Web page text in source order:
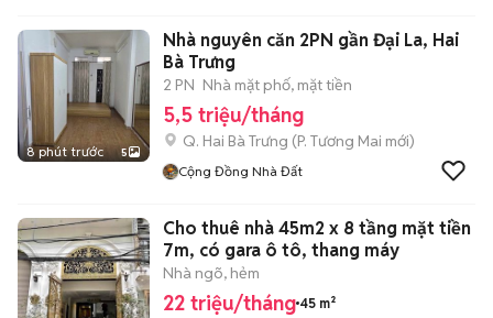
8 phút trước 5
Nhà nguyên căn 2PN gần Đại La, Hai
Bà Trưng
2 PN Nhà mặt phố, mặt tiền
5,5 triệu/tháng
Q. Hai Bà Trưng (P. Tương Mai mới)
Cộng Đồng Nhà Đất
Cho thuê nhà 45m2 x 8 tầng mặt tiền
7m, có gara ô tô, thang máy
Nhà ngõ, hẻm
22 triệu/tháng 45 m²